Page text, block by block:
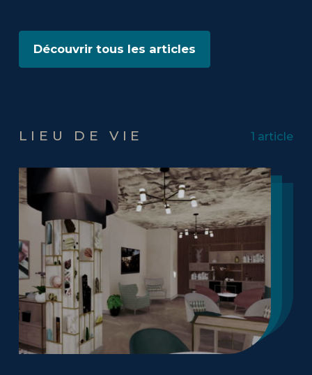
LIEU DE VIE 1 article
Découvrir tous les articles